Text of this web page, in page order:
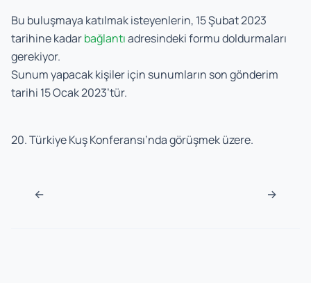
Bu buluşmaya katılmak isteyenlerin, 15 Şubat 2023
tarihine kadarbağlantıadresindeki formu doldurmaları
gerekiyor.
Sunum yapacak kişiler için sunumların son gönderim
tarihi 15 Ocak 2023’tür.
20. Türkiye Kuş Konferansı’nda görüşmek üzere.
Navigasyon sonrası
← →